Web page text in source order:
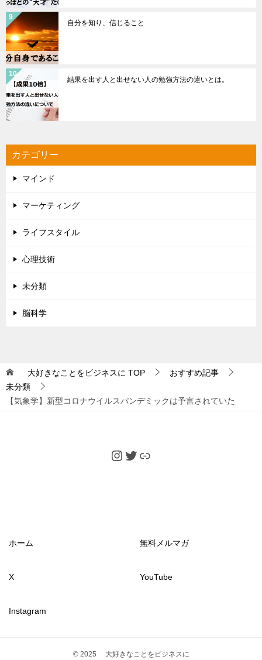
自分を知り、信じること
結果を出す人と出せない人の勉強方法の違いとは。
カテゴリー
マインド
マーケティング
ライフスタイル
心理技術
未分類
脳科学
大好きなことをビジネスに TOP
おすすめ記事
未分類
【気象学】新型コロナウイルスパンデミックは予言されていた
Instagram
Twitter
Link
ホーム 無料メルマガ
X YouTube
Instagram
© 2025 大好きなことをビジネスに